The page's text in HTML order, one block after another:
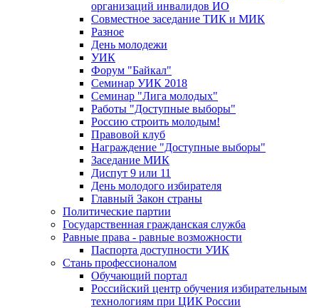
организаций инвалидов ИО
Совместное заседание ТИК и МИК
Разное
День молодежи
УИК
Форум "Байкал"
Семинар УИК 2018
Семинар "Лига молодых"
Работы "Доступные выборы"
Россию строить молодым!
Правовой клуб
Награждение "Доступные выборы"
Заседание МИК
Диспут 9 или 11
День молодого избирателя
Главный Закон страны
Политические партии
Государственная гражданская служба
Равные права - равные возможности
Паспорта доступности УИК
Стань профессионалом
Обучающий портал
Российский центр обучения избирательным
технологиям при ЦИК России